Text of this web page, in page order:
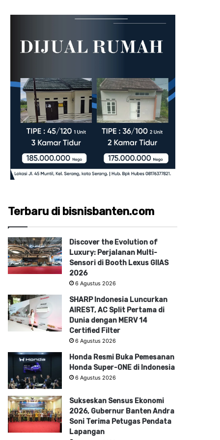
Terbaru di bisnisbanten.com
Discover the Evolution of
Luxury: Perjalanan Multi-
Sensori di Booth Lexus GIIAS
2026
6 Agustus 2026
SHARP Indonesia Luncurkan
AIREST, AC Split Pertama di
Dunia dengan MERV 14
Certified Filter
6 Agustus 2026
Honda Resmi Buka Pemesanan
Honda Super-ONE di Indonesia
6 Agustus 2026
Sukseskan Sensus Ekonomi
2026, Gubernur Banten Andra
Soni Terima Petugas Pendata
Lapangan